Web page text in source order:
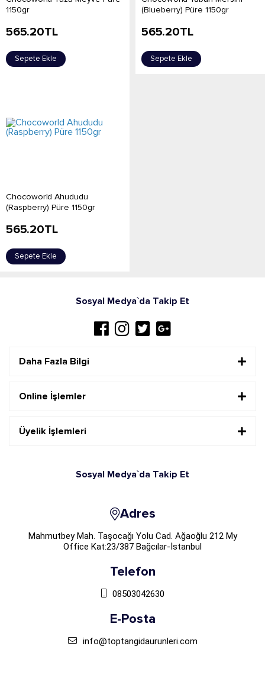
1150gr
565.20TL
Sepete Ekle
(Blueberry) Püre 1150gr
565.20TL
Sepete Ekle
Chocoworld Ahududu
(Raspberry) Püre 1150gr
565.20TL
Sepete Ekle
Sosyal Medya`da Takip Et
Daha Fazla Bilgi
Online İşlemler
Üyelik İşlemleri
Sosyal Medya`da Takip Et
Adres
Mahmutbey Mah. Taşocağı Yolu Cad. Ağaoğlu 212 My
Office Kat:23/387 Bağcılar-İstanbul
Telefon
08503042630
E-Posta
info@toptangidaurunleri.com